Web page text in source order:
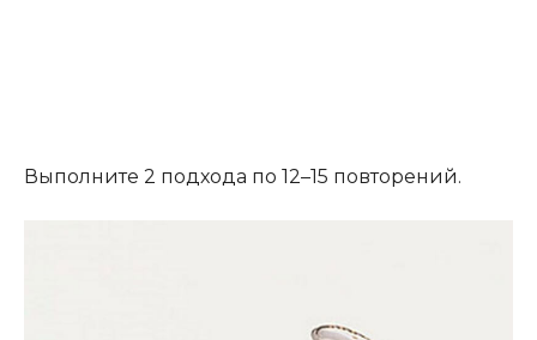
Выполните 2 подхода по 12–15 повторений.